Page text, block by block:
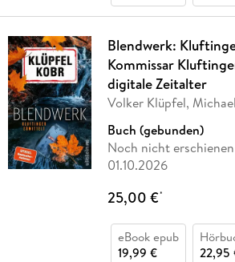
Blendwerk:
Kommissar
digitale Zeitalter
Volker Klüpfel,
Buch (gebunden)
Noch nicht erschienen
01.10.2026
25,00 €*
eBook epub
19,99 €
22,95